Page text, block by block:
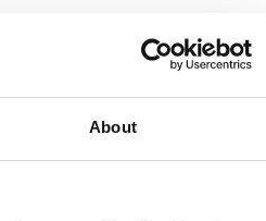
About
angolo del mondo. Il ruolo
gli oratori in modo chiaro e
potersi concentrare sulla